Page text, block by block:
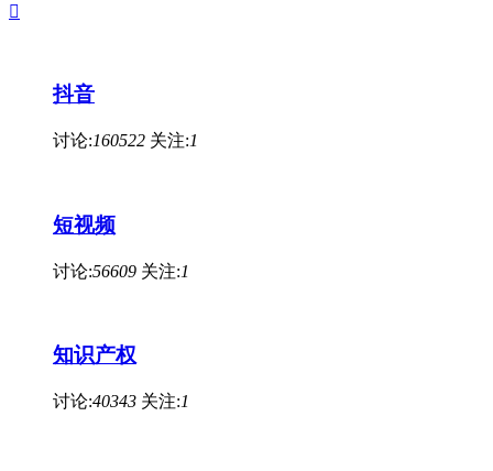

抖音
讨论:160522 关注:1
短视频
讨论:56609 关注:1
知识产权
讨论:40343 关注:1